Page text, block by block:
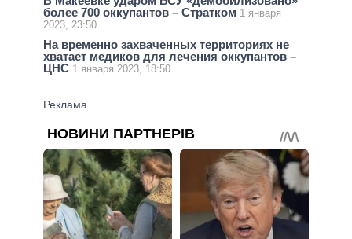
более 700 оккупантов – Стратком 1 января
2023, 23:50
На временно захваченных территориях не
хватает медиков для лечения оккупантов –
ЦНС 1 января 2023, 18:50